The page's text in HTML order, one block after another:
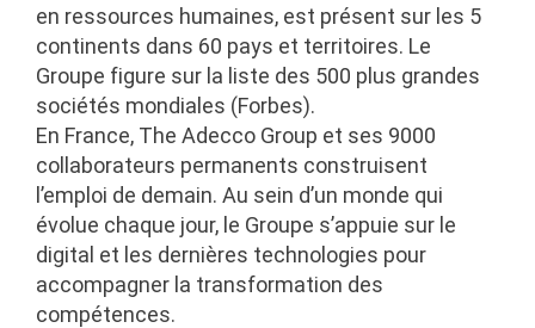
en ressources humaines, est présent sur les 5
continents dans 60 pays et territoires. Le
Groupe figure sur la liste des 500 plus grandes
sociétés mondiales (Forbes).
En France, The Adecco Group et ses 9000
collaborateurs permanents construisent
l’emploi de demain. Au sein d’un monde qui
évolue chaque jour, le Groupe s’appuie sur le
digital et les dernières technologies pour
accompagner la transformation des
compétences.